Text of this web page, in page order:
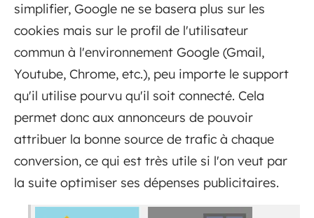
simplifier, Google ne se basera plus sur les
cookies mais sur le profil de l'utilisateur
commun à l'environnement Google (Gmail,
Youtube, Chrome, etc.), peu importe le support
qu'il utilise pourvu qu'il soit connecté. Cela
permet donc aux annonceurs de pouvoir
attribuer la bonne source de trafic à chaque
conversion, ce qui est très utile si l'on veut par
la suite optimiser ses dépenses publicitaires.